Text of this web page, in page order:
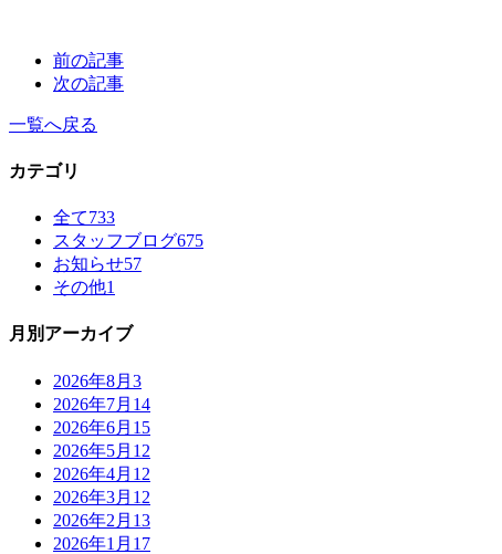
前の記事
次の記事
一覧へ戻る
カテゴリ
全て733
スタッフブログ675
お知らせ57
その他1
月別アーカイブ
2026年8月 3
2026年7月 14
2026年6月 15
2026年5月 12
2026年4月 12
2026年3月 12
2026年2月 13
2026年1月 17